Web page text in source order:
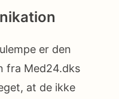
er den
fra Med24.dks
at de ikke